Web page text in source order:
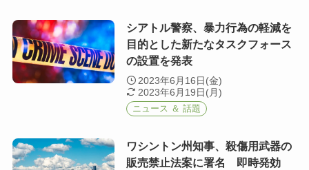
シアトル警察、暴力行為の軽減を
目的とした新たなタスクフォース
の設置を発表
2023年6月16日(金)
2023年6月19日(月)
ニュース ＆ 話題
ワシントン州知事、殺傷用武器の
販売禁止法案に署名 即時発効